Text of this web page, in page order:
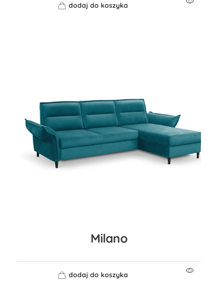
dodaj do koszyka
Milano
dodaj do koszyka